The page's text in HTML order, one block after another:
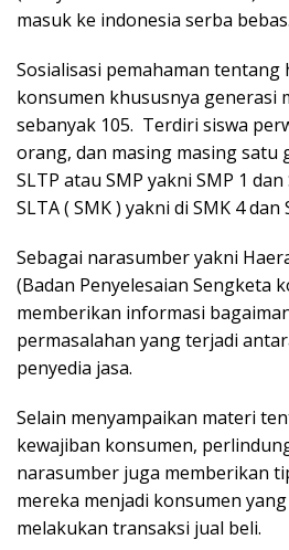
masuk ke indonesia serba bebas.
Sosialisasi pemahaman tentang
konsumen khususnya generasi
sebanyak 105. Terdiri siswa
orang, dan masing masing satu
SLTP atau SMP yakni SMP 1
SLTA ( SMK ) yakni di SMK 4 dan
Sebagai narasumber yakni
(Badan Penyelesaian Sengketa
memberikan informasi
permasalahan yang terjadi
penyedia jasa.
Selain menyampaikan materi
kewajiban konsumen,
narasumber juga memberikan
mereka menjadi konsumen
melakukan transaksi jual beli.